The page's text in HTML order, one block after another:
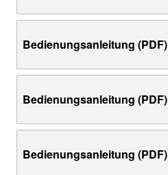
Bedienungsanleitung (PDF)
Bedienungsanleitung (PDF)
Bedienungsanleitung (PDF)